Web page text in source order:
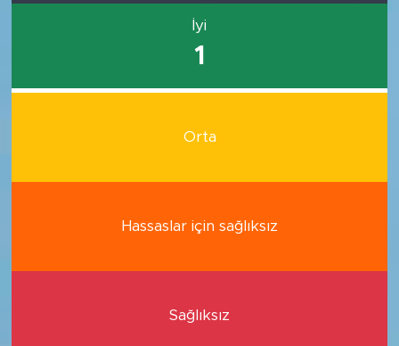
İyi
1
Orta
Hassaslar için sağlıksız
Sağlıksız